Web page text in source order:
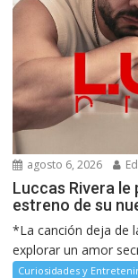
agosto 6, 2026
Luccas Rivera
estreno de su
*La canción deja de
explorar un amor
Curiosidades y